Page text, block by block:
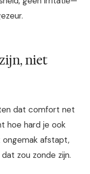
niet
dat comfort net
hoe hard je ook
ongemak afstapt,
zou zonde zijn.